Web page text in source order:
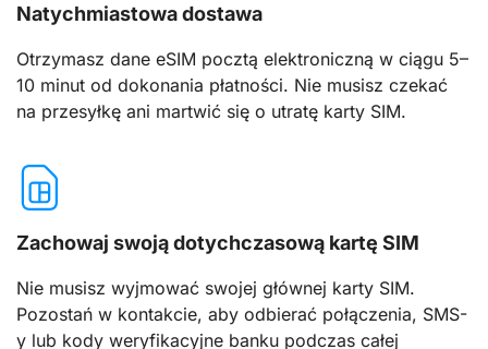
Natychmiastowa dostawa
Otrzymasz dane eSIM pocztą elektroniczną w ciągu 5–
10 minut od dokonania płatności. Nie musisz czekać
na przesyłkę ani martwić się o utratę karty SIM.
Zachowaj swoją dotychczasową kartę SIM
Nie musisz wyjmować swojej głównej karty SIM.
Pozostań w kontakcie, aby odbierać połączenia, SMS-
y lub kody weryfikacyjne banku podczas całej